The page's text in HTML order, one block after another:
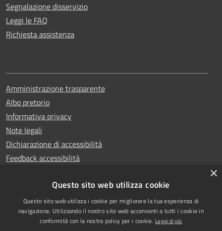
Segnalazione disservizio
Leggi le FAQ
Richiesta assistenza
Amministrazione trasparente
Albo pretorio
Informativa privacy
Note legali
Dichiarazione di accessibilità
Feedback accessibilità
RSS
Accessibilità
Copyright © 2025
Comune di Garlasco
×
Questo sito web utilizza cookie
Questo sito web utilizza i cookie per migliorare la tua esperienza di
navigazione. Utilizzando il nostro sito web acconsenti a tutti i cookie in
conformità con la nostra policy per i cookie. Leggi di più